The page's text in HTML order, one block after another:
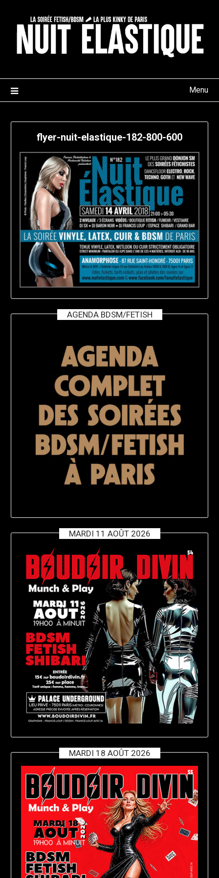
content
Menu
flyer-nuit-elastique-182-800-600
AGENDA BDSM/FETISH
MARDI 11 AOÛT 2026
MARDI 18 AOÛT 2026